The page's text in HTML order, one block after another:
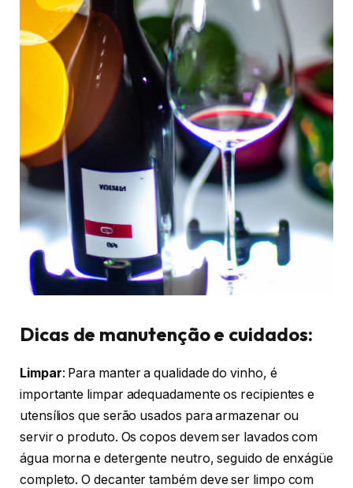
Dicas de manutenção e cuidados:
Limpar: Para manter a qualidade do vinho, é
importante limpar adequadamente os recipientes e
utensílios que serão usados para armazenar ou
servir o produto. Os copos devem ser lavados com
água morna e detergente neutro, seguido de enxágüe
completo. O decanter também deve ser limpo com